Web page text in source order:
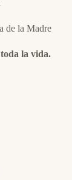
de la Madre
la vida.